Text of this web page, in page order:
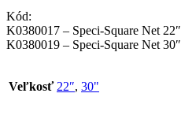
Kód:
K0380017 – Speci-Square Net 22″
K0380019 – Speci-Square Net 30″
Veľkosť 22″, 30"